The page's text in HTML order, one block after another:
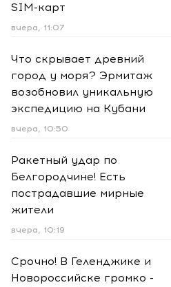
SIM-карт
вчера, 11:07
Что скрывает древний
город у моря? Эрмитаж
возобновил уникальную
экспедицию на Кубани
вчера, 10:50
Ракетный удар по
Белгородчине! Есть
пострадавшие мирные
жители
вчера, 10:19
Срочно! В Геленджике и
Новороссийске громко -